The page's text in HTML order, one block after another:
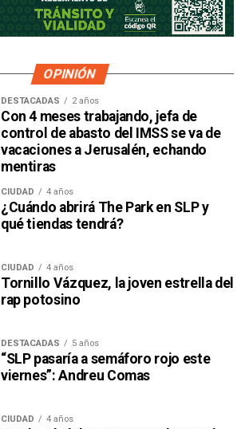
OPINIÓN
DESTACADAS 2 años
Con 4 meses trabajando, jefa de
control de abasto del IMSS se va de
vacaciones a Jerusalén, echando
mentiras
CIUDAD 4 años
¿Cuándo abrirá The Park en SLP y
qué tiendas tendrá?
CIUDAD 4 años
Tornillo Vázquez, la joven estrella del
rap potosino
DESTACADAS 5 años
“SLP pasaría a semáforo rojo este
viernes”: Andreu Comas
CIUDAD 4 años